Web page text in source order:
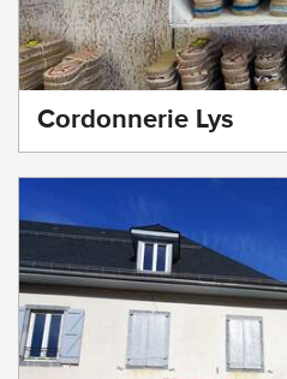
Cordonnerie Lys